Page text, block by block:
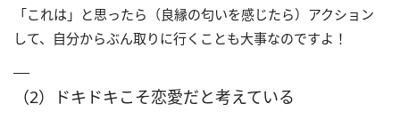
「これは」と思ったら（良縁の匂いを感じたら）アクション
して、自分からぶん取りに行くことも大事なのですよ！
（2）ドキドキこそ恋愛だと考えている